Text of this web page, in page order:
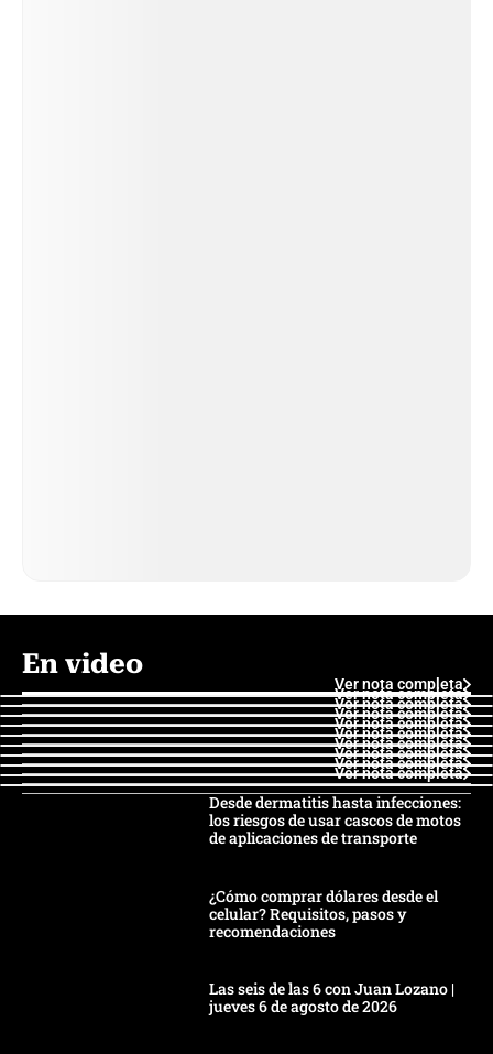
En video
Ver nota completa
Ver nota completa
Ver nota completa
Ver nota completa
Ver nota completa
Ver nota completa
Ver nota completa
Ver nota completa
Ver nota completa
Ver nota completa
Desde dermatitis hasta infecciones:
los riesgos de usar cascos de motos
de aplicaciones de transporte
¿Cómo comprar dólares desde el
celular? Requisitos, pasos y
recomendaciones
Las seis de las 6 con Juan Lozano |
jueves 6 de agosto de 2026